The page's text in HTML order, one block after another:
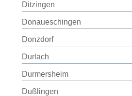
Ditzingen
Donaueschingen
Donzdorf
Durlach
Durmersheim
Dußlingen